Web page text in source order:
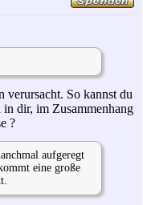
verursacht. So kannst du
dir, im Zusammenhang
?
aufgeregt
eine große